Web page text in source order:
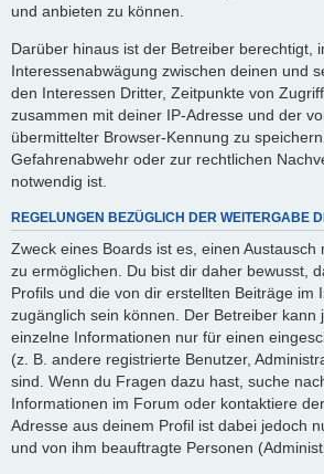
und anbieten zu können.
Darüber hinaus ist der Betreiber berechtigt,
Interessenabwägung zwischen deinen und
den Interessen Dritter, Zeitpunkte von
zusammen mit deiner IP-Adresse und der
übermittelter Browser-Kennung zu
Gefahrenabwehr oder zur rechtlichen
notwendig ist.
REGELUNGEN BEZÜGLICH DER WEITERGABE
Zweck eines Boards ist es, einen Austausch
zu ermöglichen. Du bist dir daher bewusst,
Profils und die von dir erstellten Beiträge im
zugänglich sein können. Der Betreiber kann
einzelne Informationen nur für einen
(z. B. andere registrierte Benutzer,
sind. Wenn du Fragen dazu hast, suche
Informationen im Forum oder kontaktiere
Adresse aus deinem Profil ist dabei jedoch
und von ihm beauftragte Personen